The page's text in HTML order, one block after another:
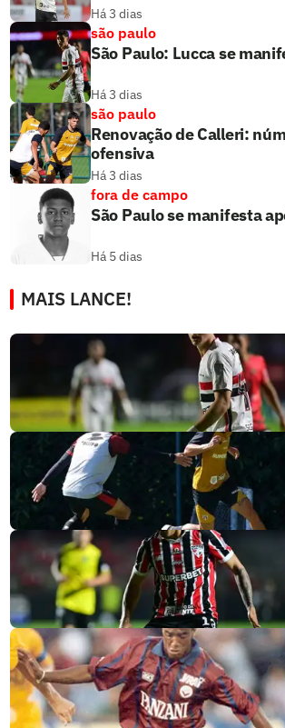
Há 3 dias
são paulo
São Paulo: Lucca se
Há 3 dias
são paulo
Renovação de Calleri:
ofensiva
Há 3 dias
fora de campo
São Paulo se manifesta
Há 5 dias
MAIS LANCE!